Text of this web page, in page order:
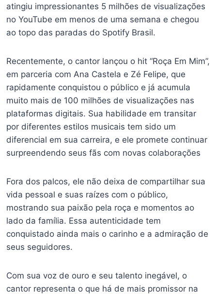
atingiu impressionantes 5 milhões de visualizações
no YouTube em menos de uma semana e chegou
ao topo das paradas do Spotify Brasil.
Recentemente, o cantor lançou o hit “Roça Em Mim”,
em parceria com Ana Castela e Zé Felipe, que
rapidamente conquistou o público e já acumula
muito mais de 100 milhões de visualizações nas
plataformas digitais. Sua habilidade em transitar
por diferentes estilos musicais tem sido um
diferencial em sua carreira, e ele promete continuar
surpreendendo seus fãs com novas colaborações
Fora dos palcos, ele não deixa de compartilhar sua
vida pessoal e suas raízes com o público,
mostrando sua paixão pela roça e momentos ao
lado da família. Essa autenticidade tem
conquistado ainda mais o carinho e a admiração de
seus seguidores.
Com sua voz de ouro e seu talento inegável, o
cantor representa o que há de mais promissor na